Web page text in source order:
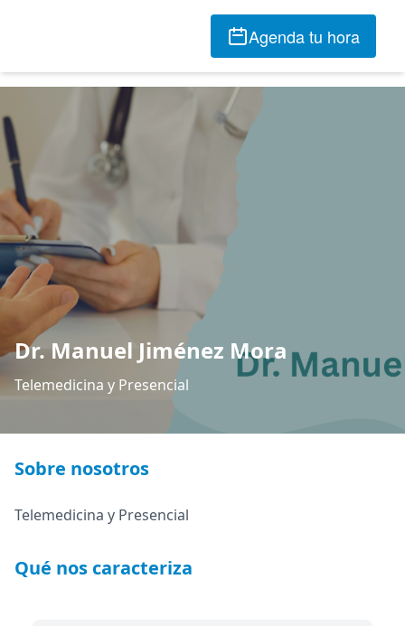
Agenda tu hora
Dr. Manuel Jiménez Mora
Telemedicina y Presencial
Sobre nosotros
Telemedicina y Presencial
Qué nos caracteriza